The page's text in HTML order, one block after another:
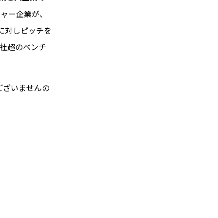
ー企業が、
対しピッチを
超のベンチ
ざいませんの